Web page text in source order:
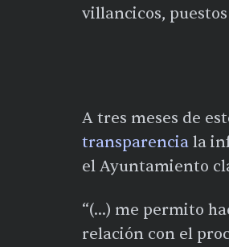
villancicos,
A tres meses de
transparencia la
el Ayuntamiento
“(...) me permito
relación con el